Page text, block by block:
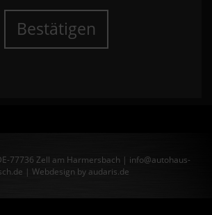
Bestätigen
77736 Zell am Harmersbach | info@autohaus-
| Webdesign by audaris.de